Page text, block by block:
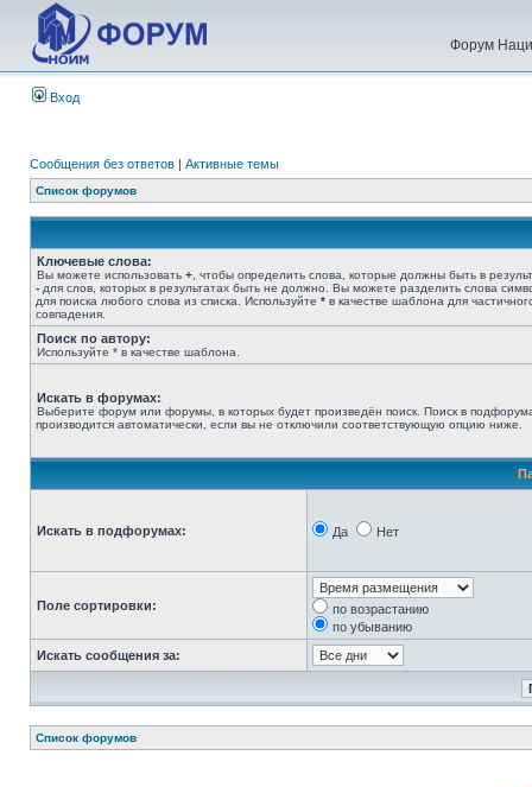
Форум
Вход
Сообщения без ответов | Активные темы
Список форумов
Ключевые слова:
Вы можете использовать + , чтобы определить слова, которые должны быть в
- для слов, которых в результатах быть не должно. Вы можете разделить слова
для поиска любого слова из списка. Используйте * в качестве шаблона для
совпадения.
Поиск по автору:
Используйте * в качестве шаблона.
Искать в форумах:
Выберите форум или форумы, в которых будет произведён поиск. Поиск в
производится автоматически, если вы не отключили соответствующую опцию ниже.
Искать в подфорумах: Да Нет
Поле сортировки:
по возрастанию
по убыванию
Искать сообщения за:
Список форумов